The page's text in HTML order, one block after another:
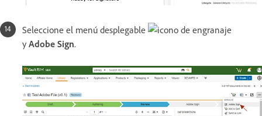
Seleccione el menú desplegable
y Adobe Sign.